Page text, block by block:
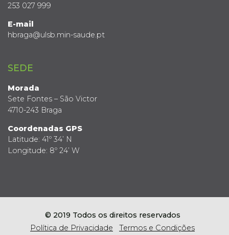
253 027 999
E-mail
hbraga@ulsb.min-saude.pt
SEDE
Morada
Sete Fontes – São Victor
4710-243 Braga
Coordenadas GPS
Latitude: 41º 34’ N
Longitude: 8º 24’ W
© 2019 Todos os direitos reservados
Política de Privacidade
Termos e Condições